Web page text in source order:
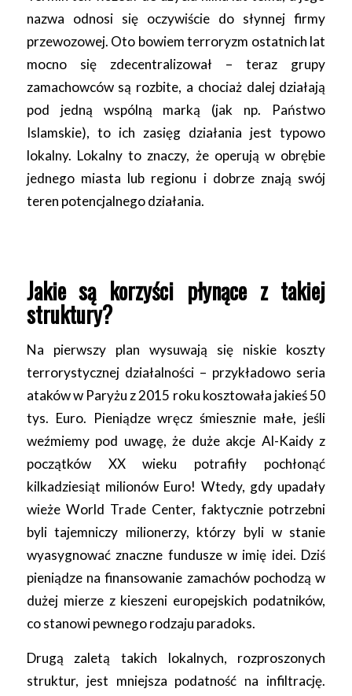
nazwa odnosi się oczywiście do słynnej firmy
przewozowej. Oto bowiem terroryzm ostatnich lat
mocno się zdecentralizował – teraz grupy
zamachowców są rozbite, a chociaż dalej działają
pod jedną wspólną marką (jak np. Państwo
Islamskie), to ich zasięg działania jest typowo
lokalny. Lokalny to znaczy, że operują w obrębie
jednego miasta lub regionu i dobrze znają swój
teren potencjalnego działania.
Jakie są korzyści płynące z takiej
struktury?
Na pierwszy plan wysuwają się niskie koszty
terrorystycznej działalności – przykładowo seria
ataków w Paryżu z 2015 roku kosztowała jakieś 50
tys. Euro. Pieniądze wręcz śmiesznie małe, jeśli
weźmiemy pod uwagę, że duże akcje Al-Kaidy z
początków XX wieku potrafiły pochłonąć
kilkadziesiąt milionów Euro! Wtedy, gdy upadały
wieże World Trade Center, faktycznie potrzebni
byli tajemniczy milionerzy, którzy byli w stanie
wyasygnować znaczne fundusze w imię idei. Dziś
pieniądze na finansowanie zamachów pochodzą w
dużej mierze z kieszeni europejskich podatników,
co stanowi pewnego rodzaju paradoks.
Drugą zaletą takich lokalnych, rozproszonych
struktur, jest mniejsza podatność na infiltrację.